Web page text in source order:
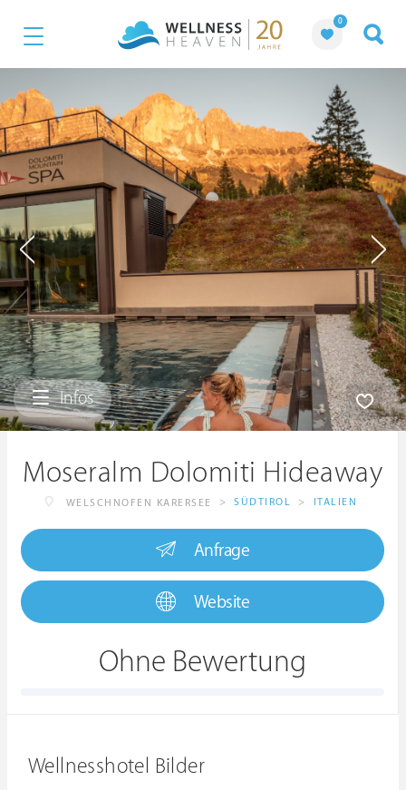
0
Infos
Moseralm Dolomiti Hideaway
WELSCHNOFEN KARERSEE > SÜDTIROL > ITALIEN
Anfrage
Website
Ohne Bewertung
Wellnesshotel Bilder